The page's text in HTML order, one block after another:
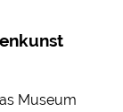
Museum